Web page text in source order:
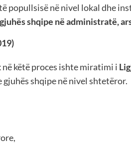
popullsisë në nivel lokal dhe
shqipe në administratë,
këtë proces ishte miratimi i
shqipe në nivel shtetëror.